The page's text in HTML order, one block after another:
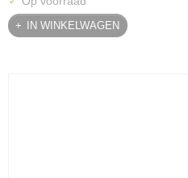
IN WINKELWAGEN